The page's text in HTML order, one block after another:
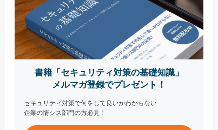
書籍「セキュリティ対策の基礎知識」
メルマガ登録でプレゼント！
セキュリティ対策で何をして良いかわからない
企業の情シス部門の方必見！